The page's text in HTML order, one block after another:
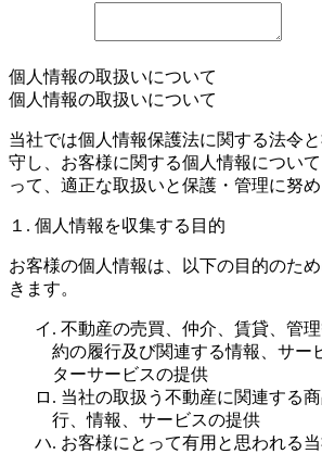
個人情報の取扱いについて
個人情報の取扱いについて
当社では個人情報保護法に関する法令
守し、お客様に関する個人情報につい
って、適正な取扱いと保護・管理に努め
１. 個人情報を収集する目的
お客様の個人情報は、以下の目的のた
きます。
イ. 不動産の売買、仲介、賃貸、管
約の履行及び関連する情報、サー
ターサービスの提供
ロ. 当社の取扱う不動産に関連する
行、情報、サービスの提供
ハ. お客様にとって有用と思われる